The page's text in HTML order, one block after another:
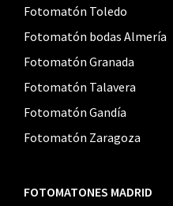
Fotomatón Toledo
Fotomatón bodas Almería
Fotomatón Granada
Fotomatón Talavera
Fotomatón Gandía
Fotomatón Zaragoza
FOTOMATONES MADRID